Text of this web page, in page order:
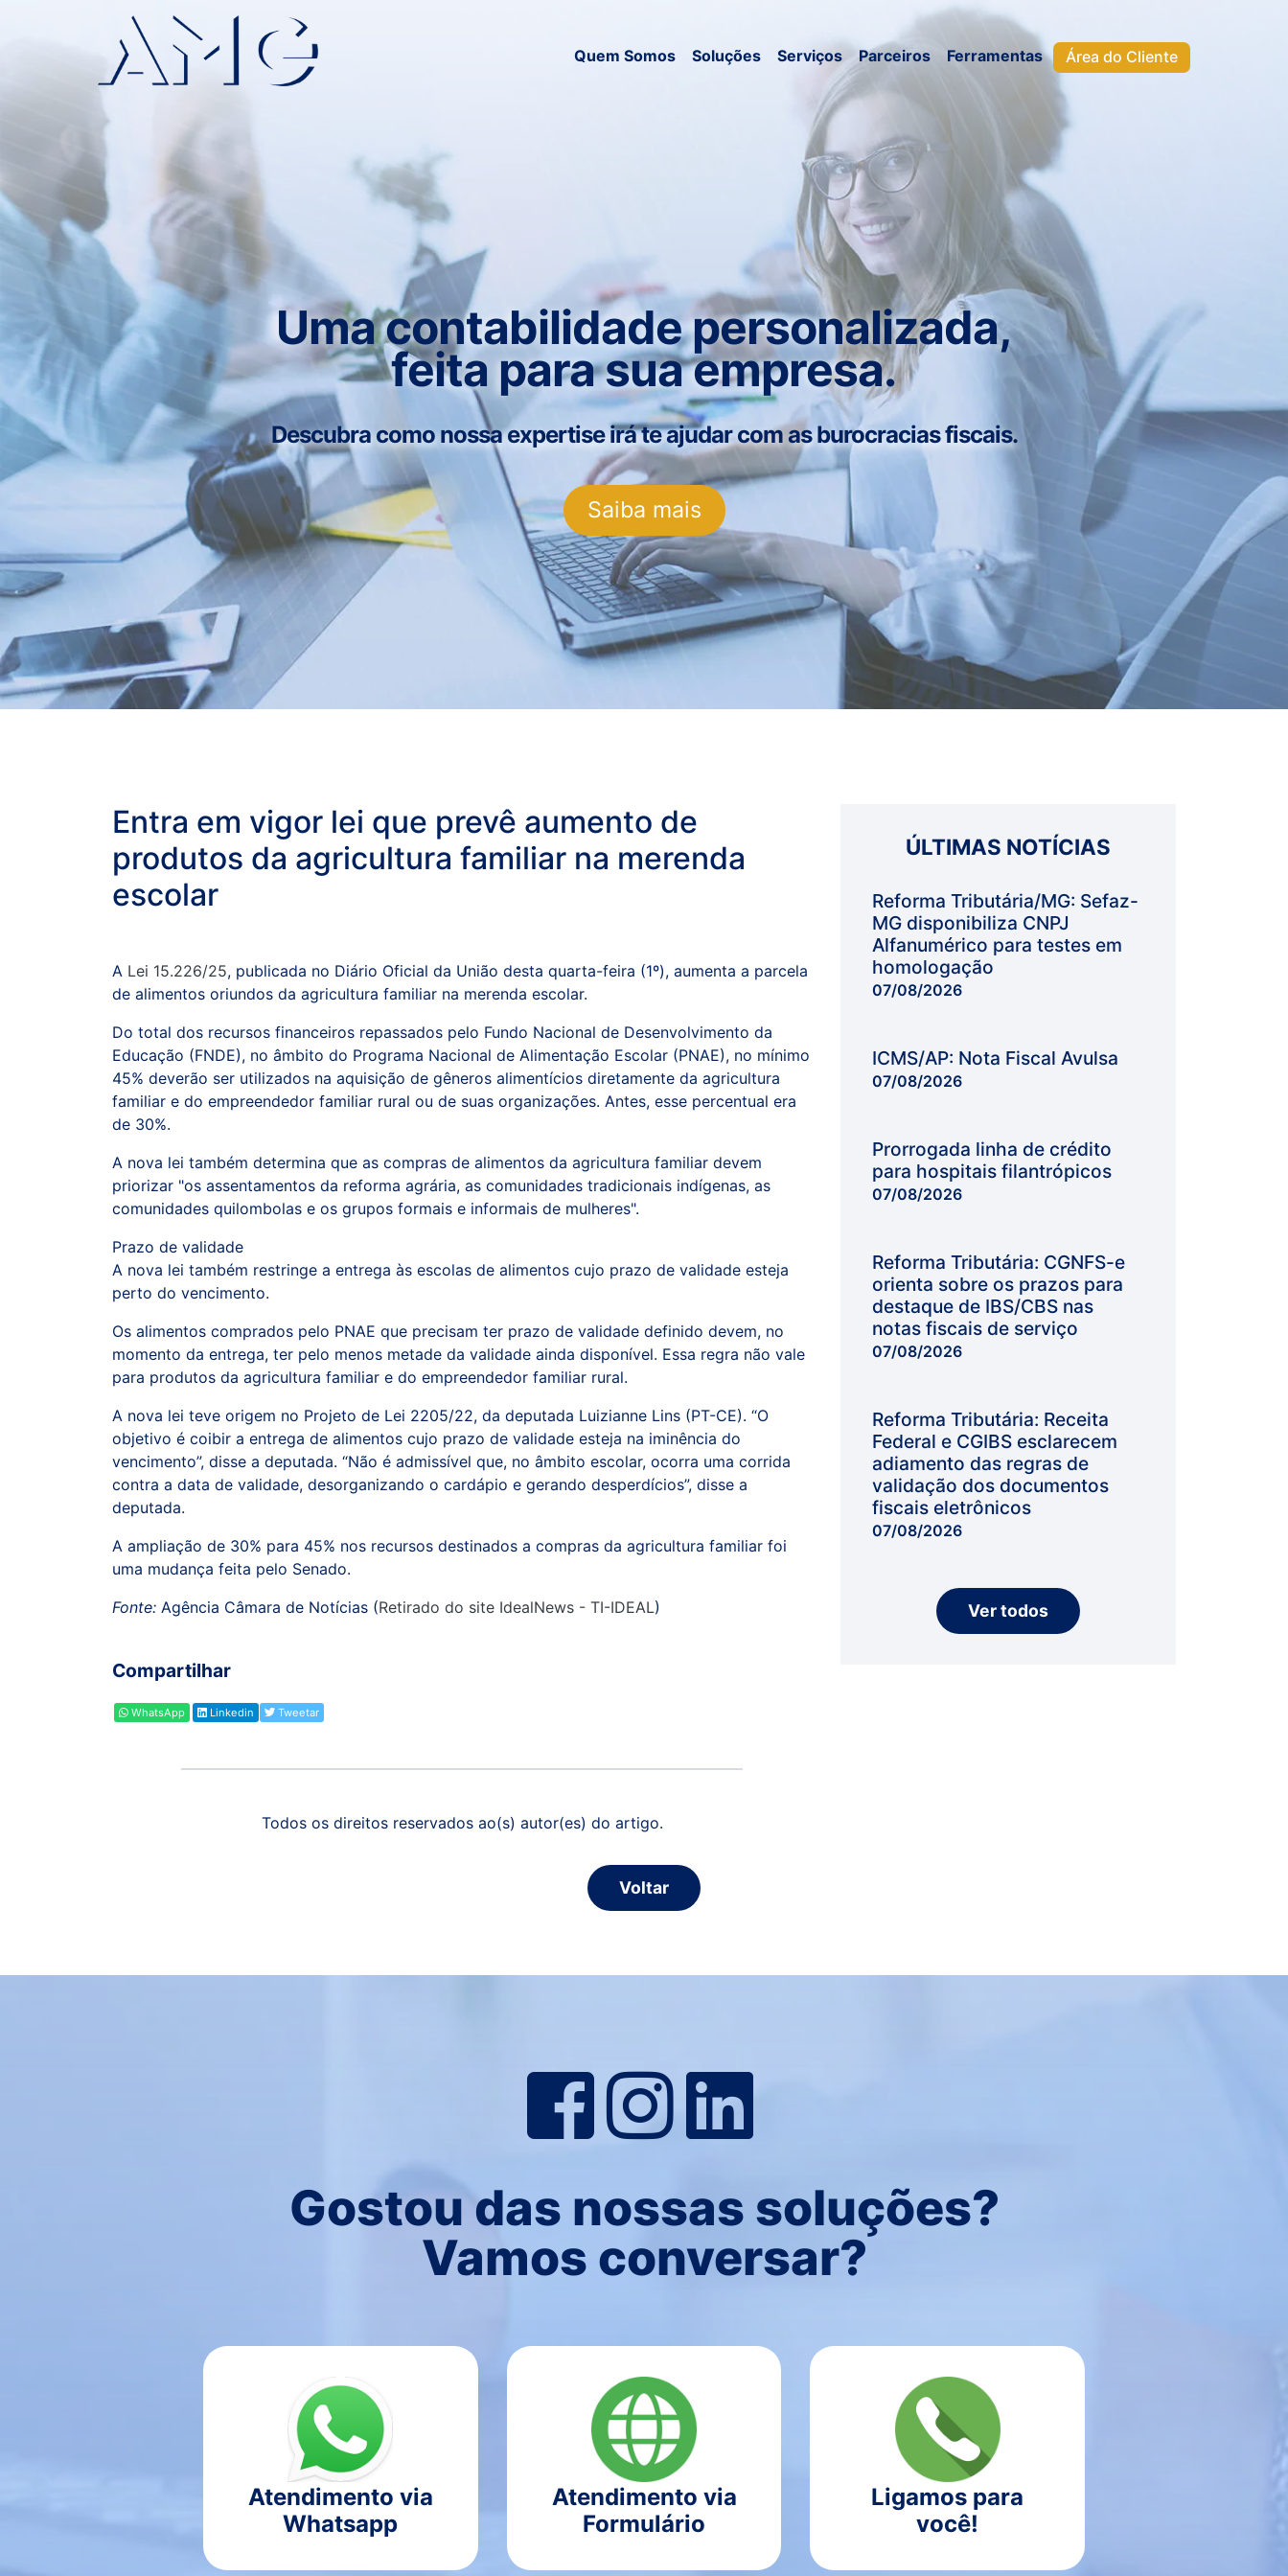
Quem Somos Soluções Serviços Parceiros Ferramentas Área do Cliente
Uma contabilidade personalizada,
feita para sua empresa.
Descubra como nossa expertise irá te ajudar com as burocracias fiscais.
Saiba mais
Entra em vigor lei que prevê aumento de
produtos da agricultura familiar na merenda
escolar
A Lei 15.226/25, publicada no Diário Oficial da União desta quarta-feira (1º), aumenta a parcela
de alimentos oriundos da agricultura familiar na merenda escolar.
Do total dos recursos financeiros repassados pelo Fundo Nacional de Desenvolvimento da
Educação (FNDE), no âmbito do Programa Nacional de Alimentação Escolar (PNAE), no mínimo
45% deverão ser utilizados na aquisição de gêneros alimentícios diretamente da agricultura
familiar e do empreendedor familiar rural ou de suas organizações. Antes, esse percentual era
de 30%.
A nova lei também determina que as compras de alimentos da agricultura familiar devem
priorizar "os assentamentos da reforma agrária, as comunidades tradicionais indígenas, as
comunidades quilombolas e os grupos formais e informais de mulheres".
Prazo de validade
A nova lei também restringe a entrega às escolas de alimentos cujo prazo de validade esteja
perto do vencimento.
Os alimentos comprados pelo PNAE que precisam ter prazo de validade definido devem, no
momento da entrega, ter pelo menos metade da validade ainda disponível. Essa regra não vale
para produtos da agricultura familiar e do empreendedor familiar rural.
A nova lei teve origem no Projeto de Lei 2205/22, da deputada Luizianne Lins (PT-CE). “O
objetivo é coibir a entrega de alimentos cujo prazo de validade esteja na iminência do
vencimento”, disse a deputada. “Não é admissível que, no âmbito escolar, ocorra uma corrida
contra a data de validade, desorganizando o cardápio e gerando desperdícios”, disse a
deputada.
A ampliação de 30% para 45% nos recursos destinados a compras da agricultura familiar foi
uma mudança feita pelo Senado.
Fonte: Agência Câmara de Notícias (Retirado do site IdealNews - TI-IDEAL)
Compartilhar
WhatsApp Linkedin Tweetar
Todos os direitos reservados ao(s) autor(es) do artigo.
ÚLTIMAS NOTÍCIAS
Reforma Tributária/MG: Sefaz-
MG disponibiliza CNPJ
Alfanumérico para testes em
homologação
07/08/2026
ICMS/AP: Nota Fiscal Avulsa
07/08/2026
Prorrogada linha de crédito
para hospitais filantrópicos
07/08/2026
Reforma Tributária: CGNFS-e
orienta sobre os prazos para
destaque de IBS/CBS nas
notas fiscais de serviço
07/08/2026
Reforma Tributária: Receita
Federal e CGIBS esclarecem
adiamento das regras de
validação dos documentos
fiscais eletrônicos
07/08/2026
Ver todos
Voltar
Gostou das nossas soluções?
Vamos conversar?
Atendimento via
Whatsapp
Atendimento via
Formulário
Ligamos para
você!